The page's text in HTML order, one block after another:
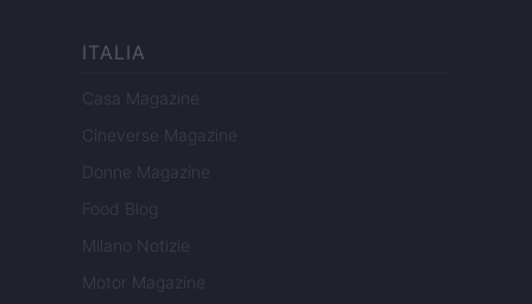
ITALIA
Casa Magazine
Cineverse Magazine
Donne Magazine
Food Blog
Milano Notizie
Motor Magazine